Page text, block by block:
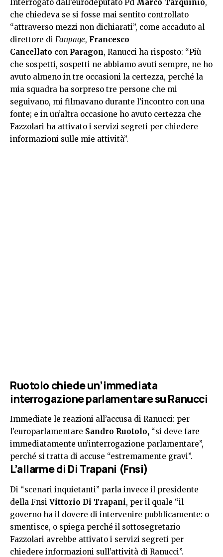
Interrogato dall’eurodeputato Pd Marco Tarquinio,
che chiedeva se si fosse mai sentito controllato
“attraverso mezzi non dichiarati”, come accaduto al
direttore di Fanpage, Francesco
Cancellato con Paragon, Ranucci ha risposto: “Più
che sospetti, sospetti ne abbiamo avuti sempre, ne ho
avuto almeno in tre occasioni la certezza, perché la
mia squadra ha sorpreso tre persone che mi
seguivano, mi filmavano durante l’incontro con una
fonte; e in un’altra occasione ho avuto certezza che
Fazzolari ha attivato i servizi segreti per chiedere
informazioni sulle mie attività”.
Ruotolo chiede un’immediata
interrogazione parlamentare su Ranucci
Immediate le reazioni all’accusa di Ranucci: per
l’europarlamentare Sandro Ruotolo, “si deve fare
immediatamente un’interrogazione parlamentare”,
perché si tratta di accuse “estremamente gravi”.
L’allarme di Di Trapani (Fnsi)
Di “scenari inquietanti” parla invece il presidente
della Fnsi Vittorio Di Trapani, per il quale “il
governo ha il dovere di intervenire pubblicamente: o
smentisce, o spiega perché il sottosegretario
Fazzolari avrebbe attivato i servizi segreti per
chiedere informazioni sull’attività di Ranucci”.